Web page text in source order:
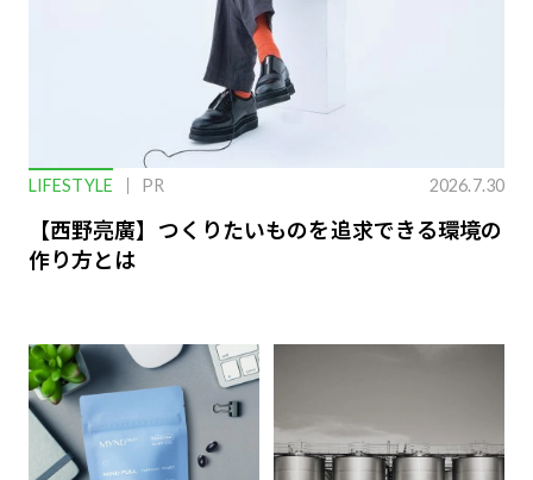
LIFESTYLE PR 2026.7.30
【西野亮廣】つくりたいものを追求できる環境の
作り方とは